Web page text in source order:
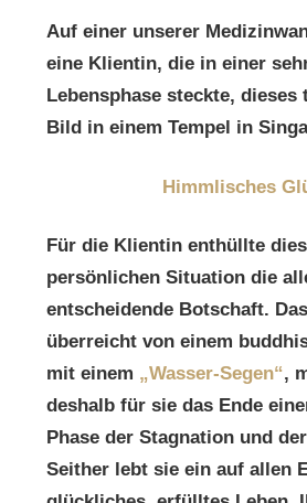
Auf einer unserer
eine Klientin, die in einer
Lebensphase steckte,
Bild in einem Tempel in
Himmlisches
Für die Klientin enthüllte
persönlichen Situation die
entscheidende Botschaft.
überreicht von einem
mit einem „Wasser-Segen“,
deshalb für sie das Ende
Phase der Stagnation und
Seither lebt sie ein auf allen